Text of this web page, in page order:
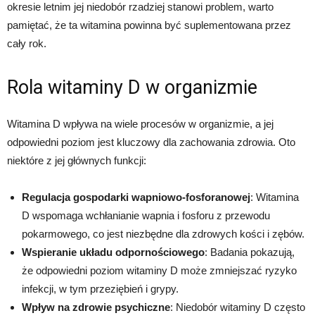
okresie letnim jej niedobór rzadziej stanowi problem, warto
pamiętać, że ta witamina powinna być suplementowana przez
cały rok.
Rola witaminy D w organizmie
Witamina D wpływa na wiele procesów w organizmie, a jej
odpowiedni poziom jest kluczowy dla zachowania zdrowia. Oto
niektóre z jej głównych funkcji:
Regulacja gospodarki wapniowo-fosforanowej: Witamina
D wspomaga wchłanianie wapnia i fosforu z przewodu
pokarmowego, co jest niezbędne dla zdrowych kości i zębów.
Wspieranie układu odpornościowego: Badania pokazują,
że odpowiedni poziom witaminy D może zmniejszać ryzyko
infekcji, w tym przeziębień i grypy.
Wpływ na zdrowie psychiczne: Niedobór witaminy D często